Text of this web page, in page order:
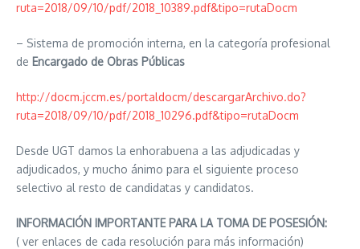
ruta=2018/09/10/pdf/2018_10389.pdf&tipo=rutaDocm
– Sistema de promoción interna, en la categoría profesional
de Encargado de Obras Públicas
http://docm.jccm.es/portaldocm/descargarArchivo.do?
ruta=2018/09/10/pdf/2018_10296.pdf&tipo=rutaDocm
Desde UGT damos la enhorabuena a las adjudicadas y
adjudicados, y mucho ánimo para el siguiente proceso
selectivo al resto de candidatas y candidatos.
INFORMACIÓN IMPORTANTE PARA LA TOMA DE POSESIÓN:
( ver enlaces de cada resolución para más información)